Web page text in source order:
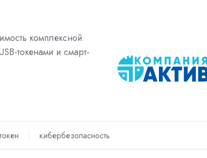
комплексной
токенами и смарт-
кибербезопасность